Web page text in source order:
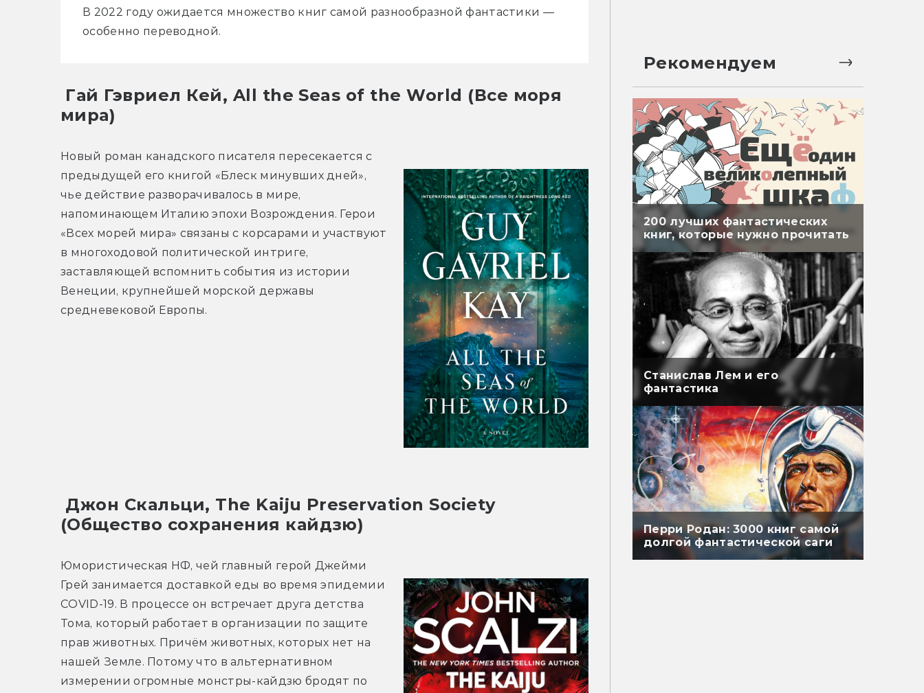
В 2022 году ожидается множество книг самой разнообразной фантастики —
особенно переводной.
мира)
Новый роман канадского писателя пересекается с
предыдущей его книгой «Блеск минувших дней»,
чье действие разворачивалось в мире,
напоминающем Италию эпохи Возрождения. Герои
«Всех морей мира» связаны с корсарами и участвуют
в многоходовой политической интриге,
заставляющей вспомнить события из истории
Венеции, крупнейшей морской державы
средневековой Европы.
(Общество сохранения кайдзю)
Юмористическая НФ, чей главный герой Джейми
Грей занимается доставкой еды во время эпидемии
COVID-19. В процессе он встречает друга детства
Тома, который работает в организации по защите
прав животных. Причём животных, которых нет на
нашей Земле. Потому что в альтернативном
измерении огромные монстры-кайдзю бродят по
Рекомендуем
200 лучших фантастических
книг, которые нужно прочитать
Станислав Лем и его
фантастика
Перри Родан: 3000 книг самой
долгой фантастической саги